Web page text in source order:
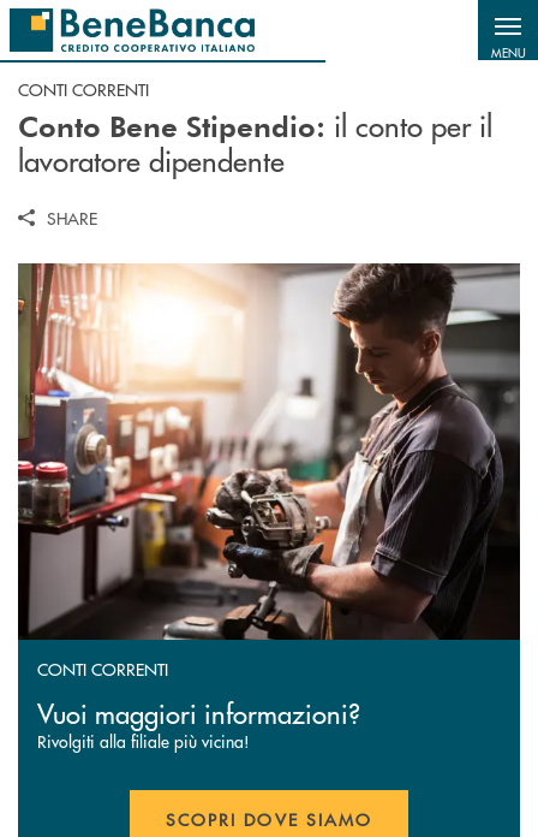
Salta al contenuto principale
MENU
CONTI CORRENTI
Conto Bene Stipendio: il conto per il
lavoratore dipendente
SHARE
CONTI CORRENTI
Vuoi maggiori informazioni?
Rivolgiti alla filiale più vicina!
SCOPRI DOVE SIAMO